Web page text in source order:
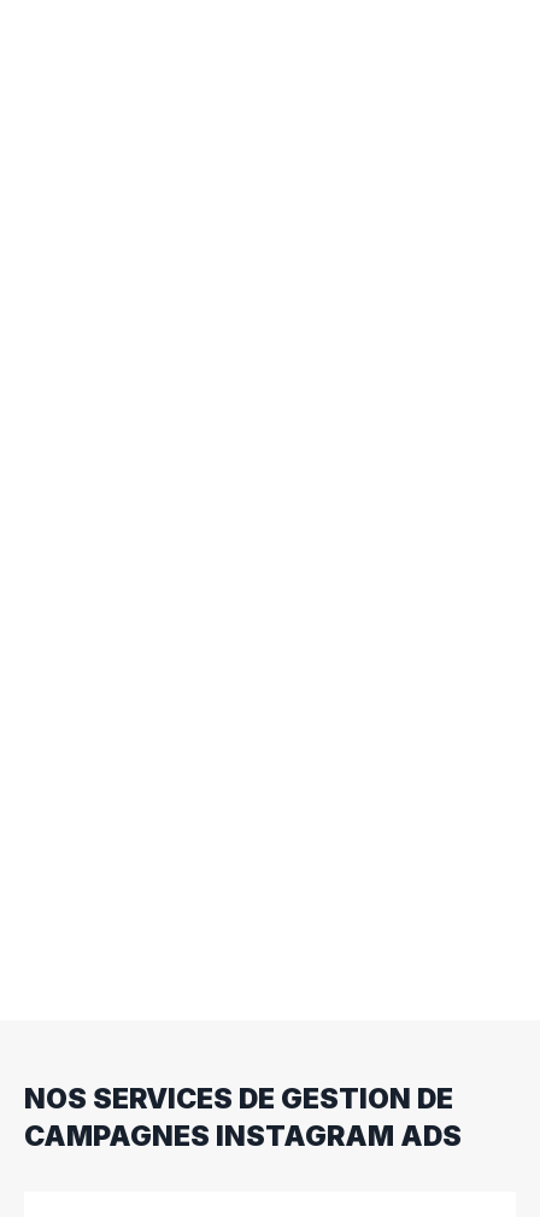
NOS SERVICES DE GESTION DE
CAMPAGNES INSTAGRAM ADS